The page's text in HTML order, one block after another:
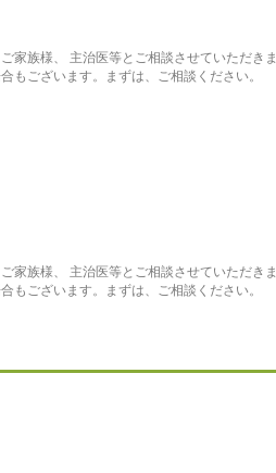
家族様、 主治医等とご相談させていただ
もございます。まずは、ご相談ください。
家族様、 主治医等とご相談させていただ
もございます。まずは、ご相談ください。